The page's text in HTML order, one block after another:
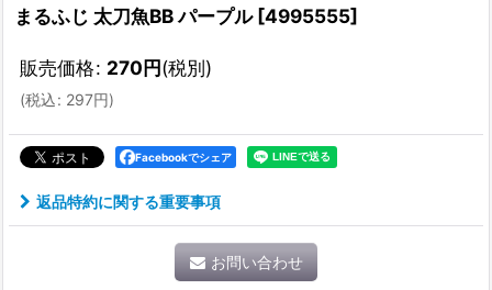
まるふじ 太刀魚BB パープル [4995555]
販売価格: 270円(税別)
(税込: 297円)
Facebookでシェア
返品特約に関する重要事項
お問い合わせ